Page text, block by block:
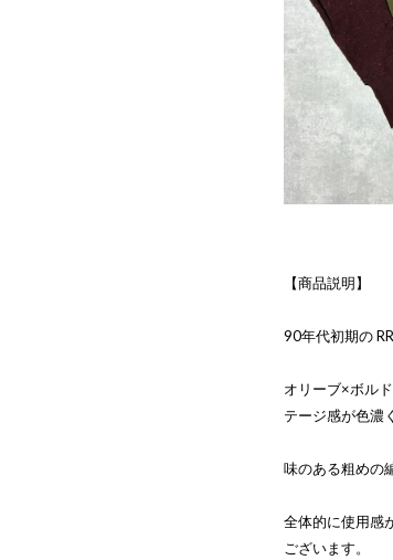
【商品説明】
90年代初期の
オリーブ×ボル
テージ感が色濃
味のある粗めの
全体的に使用感
ございます。